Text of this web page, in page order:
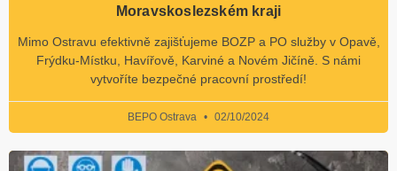
Moravskoslezském kraji
Mimo Ostravu efektivně zajišťujeme BOZP a PO služby v Opavě,
Frýdku-Místku, Havířově, Karviné a Novém Jičíně. S námi
vytvoříte bezpečné pracovní prostředí!
BEPO Ostrava 02/10/2024